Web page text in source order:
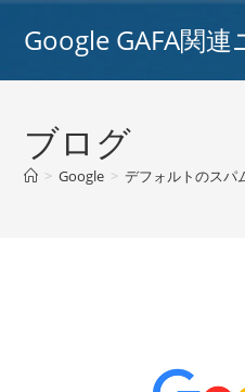
Google GAFA関連
ブログ
> Google > デフォルトのスパ